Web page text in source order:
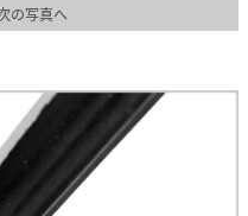
の写真へ